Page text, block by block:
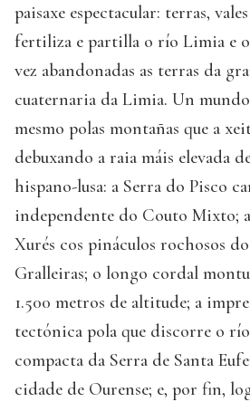
paisaxe espectacular: terras,
fertiliza e partilla o río Limia e o
vez abandonadas as terras da
cuaternaria da Limia. Un
mesmo polas montañas que a
debuxando a raia máis elevada
hispano-lusa: a Serra do Pisco
independente do Couto Mixto;
Xurés cos pináculos rochosos
Gralleiras; o longo cordal
1.500 metros de altitude; a
tectónica pola que discorre o
compacta da Serra de Santa
cidade de Ourense; e, por fin,